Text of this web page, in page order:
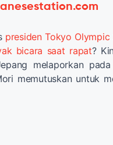
presiden Tokyo
bicara saat rapat?
melaporkan
memutuskan untuk